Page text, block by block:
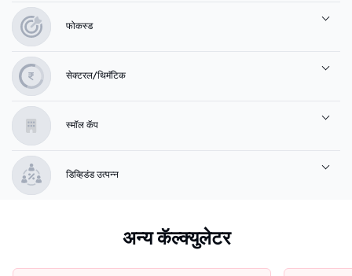
फोकस्ड
सेक्टरल/थिमॅटिक
स्मॉल कॅप
डिव्हिडंड उत्पन्न
अन्य कॅल्क्युलेटर